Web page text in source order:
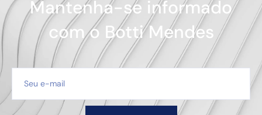
Mantenha-se informado
com o Botti Mendes